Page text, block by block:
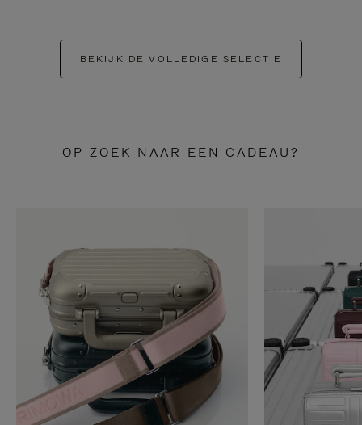
BEKIJK DE VOLLEDIGE SELECTIE
OP ZOEK NAAR EEN CADEAU?